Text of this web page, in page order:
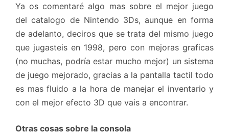
Ya os comentaré algo mas sobre el mejor juego
del catalogo de Nintendo 3Ds, aunque en forma
de adelanto, deciros que se trata del mismo juego
que jugasteis en 1998, pero con mejoras graficas
(no muchas, podría estar mucho mejor) un sistema
de juego mejorado, gracias a la pantalla tactil todo
es mas fluido a la hora de manejar el inventario y
con el mejor efecto 3D que vais a encontrar.
Otras cosas sobre la consola